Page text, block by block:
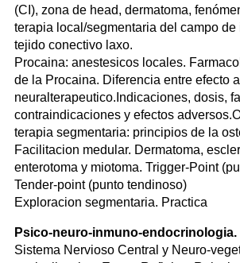
(CI), zona de head, dermatoma,
terapia local/segmentaria del campo de
tejido conectivo laxo.
Procaina: anestesicos locales.
de la Procaina. Diferencia entre efecto
neuralterapeutico.Indicaciones, dosis,
contraindicaciones y efectos
terapia segmentaria: principios de la
Facilitacion medular. Dermatoma,
enterotoma y miotoma. Trigger-Point
Tender-point (punto tendinoso)
Exploracion segmentaria. Practica
Psico-neuro-inmuno-endocrinologia.
Sistema Nervioso Central y Neuro-